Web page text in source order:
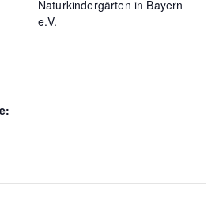
Naturkindergärten in Bayern
e.V.